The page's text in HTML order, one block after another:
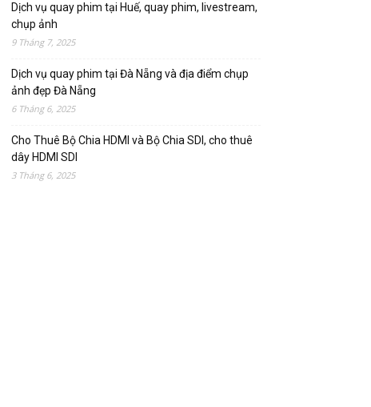
Dịch vụ quay phim tại Huế, quay phim, livestream,
chụp ảnh
9 Tháng 7, 2025
Dịch vụ quay phim tại Đà Nẵng và địa điểm chụp
ảnh đẹp Đà Nẵng
6 Tháng 6, 2025
Cho Thuê Bộ Chia HDMI và Bộ Chia SDI, cho thuê
dây HDMI SDI
3 Tháng 6, 2025